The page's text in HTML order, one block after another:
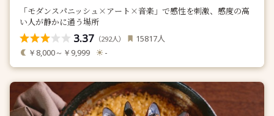
「モダンスパニッシュ×アート×音楽」で感性を刺激、感度の高
い人が静かに通う場所
3.37 （292人） 15817人
￥8,000～￥9,999 -